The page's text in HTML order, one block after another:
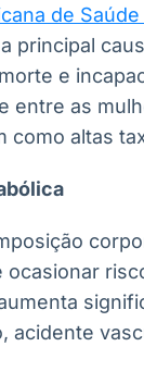
de Saúde
principal
e
entre as
como altas
acidente